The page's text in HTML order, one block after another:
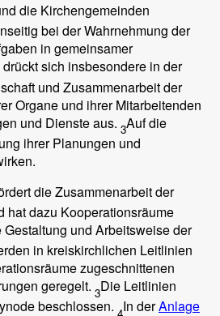
die Kirchengemeinden
bei der Wahrnehmung der
in gemeinsamer
sich insbesondere in der
und Zusammenarbeit der
Organe und ihrer Mitarbeitenden
und Dienste aus. 3Auf die
ihrer Planungen und
die Zusammenarbeit der
hat dazu Kooperationsräume
Gestaltung und Arbeitsweise der
in kreiskirchlichen Leitlinien
zugeschnittenen
geregelt. 3Die Leitlinien
beschlossen. In derAnlage